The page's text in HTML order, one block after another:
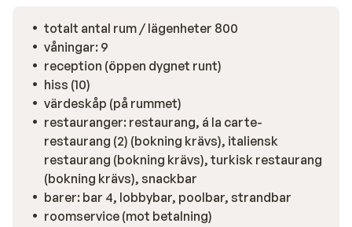
totalt antal rum / lägenheter 800
våningar: 9
reception (öppen dygnet runt)
hiss (10)
värdeskåp (på rummet)
restauranger: restaurang, á la carte-
restaurang (2) (bokning krävs), italiensk
restaurang (bokning krävs), turkisk restaurang
(bokning krävs), snackbar
barer: bar 4, lobbybar, poolbar, strandbar
roomservice (mot betalning)